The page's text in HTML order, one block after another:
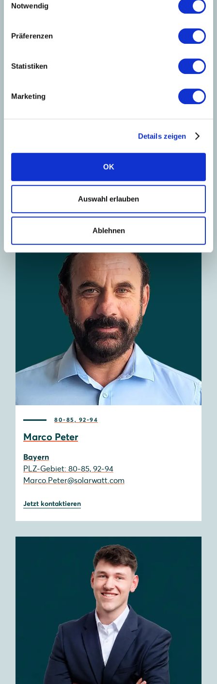
Notwendig
Präferenzen
Statistiken
Marketing
Details zeigen
OK
Auswahl erlauben
Ablehnen
Sascha Buch
Nordrhein-Westfalen
Sascha.buch@solarwatt.com
80-85, 92-94
Marco Peter
Bayern
PLZ-Gebiet: 80-85, 92-94
Marco.Peter@solarwatt.com
Jetzt kontaktieren